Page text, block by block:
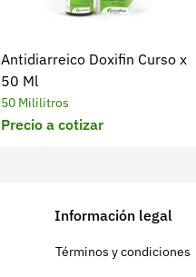
Antidiarreico Doxifin Curso x
50 Ml
50 Mililitros
Precio a cotizar
Información legal
Términos y condiciones